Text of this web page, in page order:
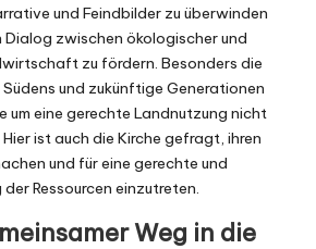
und Feindbilder zu überwinden
zwischen ökologischer und
zu fördern. Besonders die
und zukünftige Generationen
um eine gerechte Landnutzung nicht
ist auch die Kirche gefragt, ihren
und für eine gerechte und
Ressourcen einzutreten.
Weg in die